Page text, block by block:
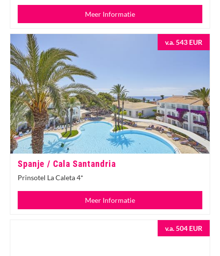
Meer Informatie
v.a. 543 EUR
Spanje / Cala Santandria
Prinsotel La Caleta 4*
Meer Informatie
v.a. 504 EUR